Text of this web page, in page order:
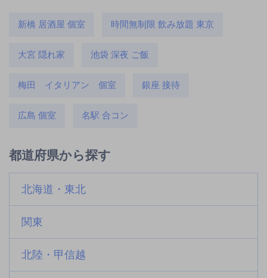
新橋 居酒屋 個室 時間無制限 飲み放題 東京
大宮 隠れ家 池袋 深夜 ご飯
梅田 イタリアン 個室 銀座 接待
広島 個室 名駅 合コン
都道府県から探す
北海道・東北
関東
北陸・甲信越